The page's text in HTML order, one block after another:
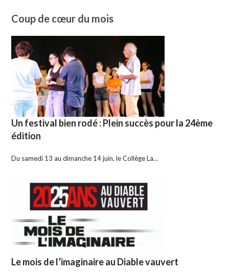
Coup de cœur du mois
Un festival bien rodé : Plein succès pour la 24ème
édition
Du samedi 13 au dimanche 14 juin, le Collège La…
Le mois de l’imaginaire au Diable vauvert